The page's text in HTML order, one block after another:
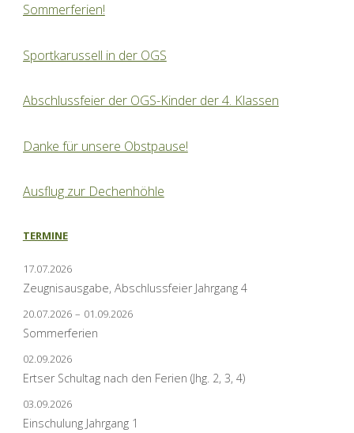
Sommerferien!
Sportkarussell in der OGS
Abschlussfeier der OGS-Kinder der 4. Klassen
Danke für unsere Obstpause!
Ausflug zur Dechenhöhle
TERMINE
17.07.2026
Zeugnisausgabe, Abschlussfeier Jahrgang 4
20.07.2026 – 01.09.2026
Sommerferien
02.09.2026
Ertser Schultag nach den Ferien (Jhg. 2, 3, 4)
03.09.2026
Einschulung Jahrgang 1